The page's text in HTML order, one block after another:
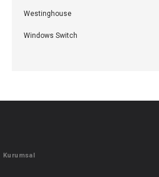
Westinghouse
Windows Switch
Kurumsal